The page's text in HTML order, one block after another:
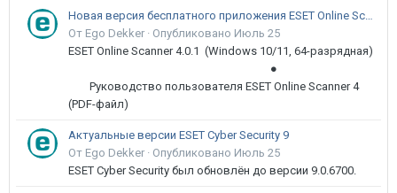
Новая версия бесплатного приложения ESET Online Scanner доступна пользователям
От Ego Dekker · Опубликовано Июль 25
ESET Online Scanner 4.0.1 (Windows 10/11, 64-разрядная)
●
Руководство пользователя ESET Online Scanner 4
(PDF-файл)
Актуальные версии ESET Cyber Security 9
От Ego Dekker · Опубликовано Июль 25
ESET Cyber Security был обновлён до версии 9.0.6700.